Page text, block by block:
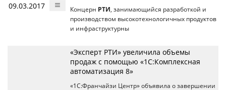
09.03.2017 Концерн РТИ , занимающийся разработкой и
производством высокотехнологичных продуктов
и инфраструктурны
«Эксперт РТИ» увеличила объемы
продаж с помощью «1С:Комплексная
автоматизация 8»
«1С:Франчайзи Центр» объявила о завершении